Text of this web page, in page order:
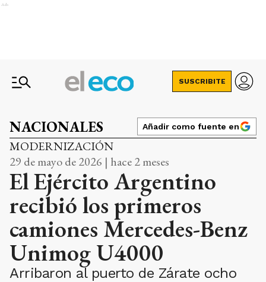
Ads
SUSCRIBITE
NACIONALES Añadir como fuente en
MODERNIZACIÓN
29 de mayo de 2026 | hace 2 meses
El Ejército Argentino
recibió los primeros
camiones Mercedes-Benz
Unimog U4000
Arribaron al puerto de Zárate ocho